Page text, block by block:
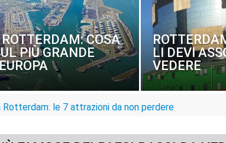
COSA
PIÙ GRANDE
LI DEVI
VEDERE
Rotterdam: le 7 attrazioni da non perdere